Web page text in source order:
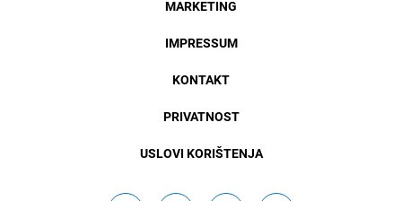
MARKETING
IMPRESSUM
KONTAKT
PRIVATNOST
USLOVI KORIŠTENJA